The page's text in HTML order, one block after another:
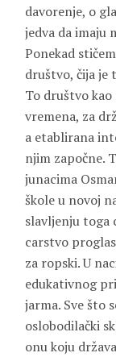
davorenje, o
jedva da imaju
Ponekad
društvo, čija je
To društvo kao
vremena, za
a etablirana
njim započne.
junacima
škole u novoj
slavljenju toga
carstvo
za ropski. U
edukativnog
jarma. Sve što
oslobodilački
onu koju